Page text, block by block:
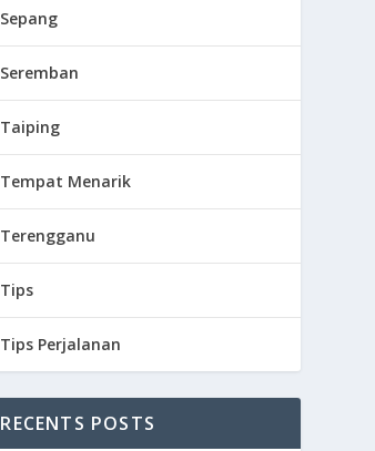
Sepang
Seremban
Taiping
Tempat Menarik
Terengganu
Tips
Tips Perjalanan
RECENTS POSTS